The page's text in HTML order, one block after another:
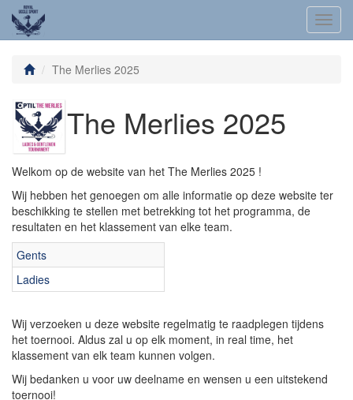
The Merlies 2025
The Merlies 2025
Welkom op de website van het The Merlies 2025 !
Wij hebben het genoegen om alle informatie op deze website ter
beschikking te stellen met betrekking tot het programma, de
resultaten en het klassement van elke team.
Gents
Ladies
Wij verzoeken u deze website regelmatig te raadplegen tijdens
het toernooi. Aldus zal u op elk moment, in real time, het
klassement van elk team kunnen volgen.
Wij bedanken u voor uw deelname en wensen u een uitstekend
toernooi!